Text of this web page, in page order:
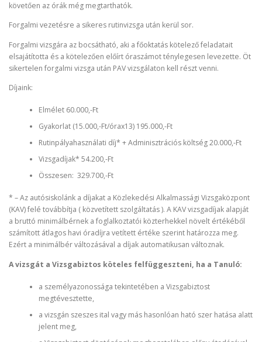
követően az órák még megtarthatók.
Forgalmi vezetésre a sikeres rutinvizsga után kerül sor.
Forgalmi vizsgára az bocsátható, aki a főoktatás kötelező feladatait
elsajátította és a kötelezően előírt óraszámot ténylegesen levezette. Öt
sikertelen forgalmi vizsga után PAV vizsgálaton kell részt venni.
Díjaink:
Elmélet 60.000,-Ft
Gyakorlat (15.000,-Ft/órax13) 195.000,-Ft
Rutinpályahasználati díj* + Adminisztrációs költség 20.000,-Ft
Vizsgadíjak* 54.200,-Ft
Összesen: 329.700,-Ft
* – Az autósiskolánk a díjakat a Közlekedési Alkalmassági Vizsgaközpont
(KAV) felé továbbítja ( közvetített szolgáltatás ). A KAV vizsgadíjak alapját
a bruttó minimálbérnek a foglalkoztatói közterhekkel növelt értékéből
számított átlagos havi óradíjra vetített értéke szerint határozza meg.
Ezért a minimálbér változásával a díjak automatikusan változnak.
A vizsgát a Vizsgabiztos köteles felfüggeszteni, ha a Tanuló:
a személyazonossága tekintetében a Vizsgabiztost
megtévesztette,
a vizsgán szeszes ital vagy más hasonlóan ható szer hatása alatt
jelent meg,